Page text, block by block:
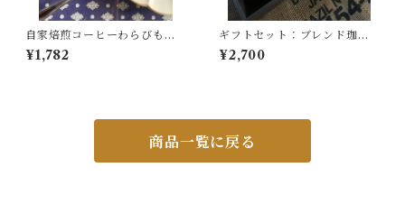
自家焙煎コーヒーわらびもち3
個《夏期限定》【１３０ｇＸ3
個入り】
¥1,782
ギフトセット：ブレンド珈琲
豆１００ｇ・おすすめ珈琲豆
１００ｇ・ドリップ珈琲5個
¥2,700
商品一覧に戻る